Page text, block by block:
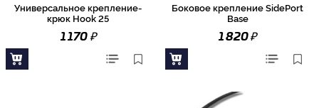
Универсальное крепление-
крюк Hook 25
1 170₽
Боковое крепление SidePort
Base
1 820₽